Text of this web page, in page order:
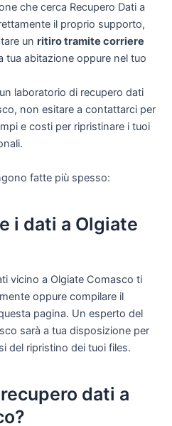
che cerca Recupero Dati a
il proprio supporto,
un ritiro tramite corriere
tua abitazione oppure nel tuo
laboratorio di recupero dati
non esitare a contattarci per
e costi per ripristinare i tuoi
fatte più spesso:
i dati a Olgiate
vicino a Olgiate Comasco ti
oppure compilare il
pagina. Un esperto del
sarà a tua disposizione per
del ripristino dei tuoi files.
dati a